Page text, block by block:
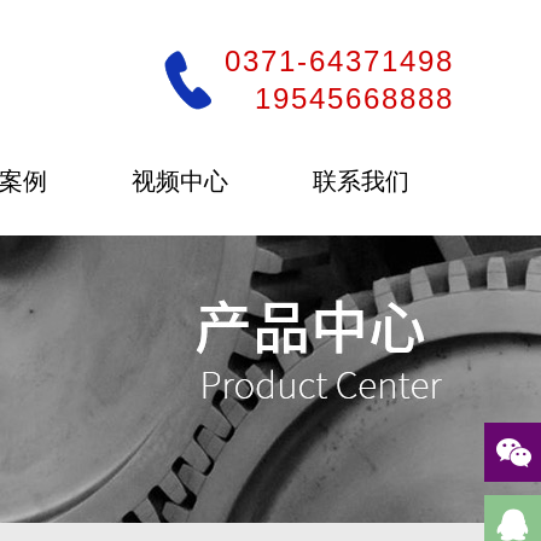
0371-64371498
19545668888
例 视频中心 联系我们